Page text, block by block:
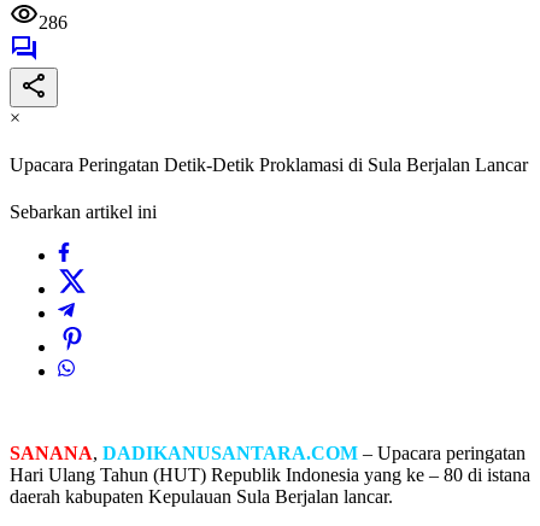
286
×
Upacara Peringatan Detik-Detik Proklamasi di Sula Berjalan Lancar
Sebarkan artikel ini
SANANA, DADIKANUSANTARA.COM – Upacara peringatan
Hari Ulang Tahun (HUT) Republik Indonesia yang ke – 80 di istana
daerah kabupaten Kepulauan Sula Berjalan lancar.